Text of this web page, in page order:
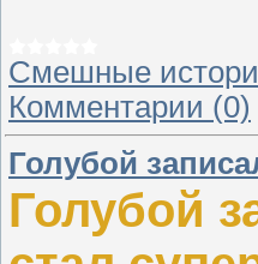
Смешные
Комментарии (0)
Голубой
Голубой